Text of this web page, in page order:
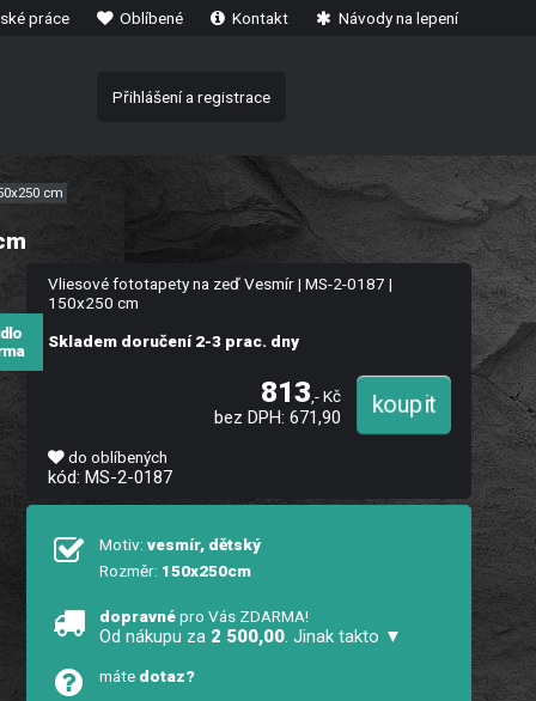
Vliesové fototapety na zeď Vesmír | MS-2-0187 |
150x250 cm
Skladem doručení 2-3 prac. dny
813 ,- Kč
bez DPH: 671,90
do oblíbených
kód: MS-2-0187
Motiv:vesmír, dětský
Rozměr: 150x250cm
dopravnépro Vás ZDARMA!
Od nákupu za 2 500,00. Jinak takto ▼
máte dotaz?
práce Oblíbené Kontakt Návody na lepení
cm
Přihlášení a registrace